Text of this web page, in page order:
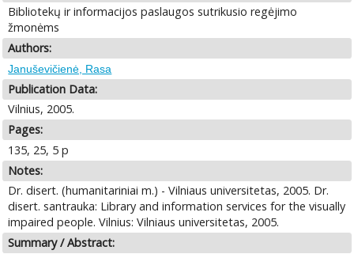
Bibliotekų ir informacijos paslaugos sutrikusio regėjimo
žmonėms
Authors:
Januševičienė, Rasa
Publication Data:
Vilnius, 2005.
Pages:
135, 25, 5 p
Notes:
Dr. disert. (humanitariniai m.) - Vilniaus universitetas, 2005. Dr.
disert. santrauka: Library and information services for the visually
impaired people. Vilnius: Vilniaus universitetas, 2005.
Summary / Abstract: